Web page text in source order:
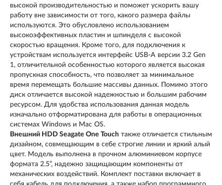
высокой производительностью и поможет ускорить вашу
работу вне зависимости от того, какого размера файлы
используются. Это обусловлено использованием
высокоэффективных пластин и шпинделя с высокой
скоростью вращения. Кроме того, для подключения к
устройствам используется интерфейс USB-A версии 3.2 Gen
1, отличительной особенностью которого является высокая
пропускная способность, что позволяет за минимальное
время перемещать большие массивы данных. Помимо этого
диск отличается высокой надежностью и большим рабочим
ресурсом. Для удобства использования данная модель
изначально отформатирована для работы в операционных
системах Windows и Mac OS.
Внешний HDD Seagate One Touch также отличается стильным
дизайном, совмещающим в себе строгие линии и яркий алый
цвет. Модель выполнена в прочном алюминиевом корпусе
формата 2.5”, надежно защищающим компоненты от
механических воздействий. Комплект поставки включает в